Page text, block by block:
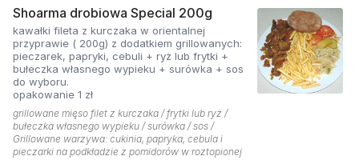
Shoarma drobiowa Special 200g
kawałki fileta z kurczaka w orientalnej
przyprawie ( 200g) z dodatkiem grillowanych:
pieczarek, papryki, cebuli + ryż lub frytki +
bułeczka własnego wypieku + surówka + sos
do wyboru.
opakowanie 1 zł
grillowane mięso filet z kurczaka / frytki lub ryż /
bułeczka własnego wypieku / surówka / sos /
Grillowane warzywa: cukinia, papryka, cebula i
pieczarki na podkładzie z pomidorów w roztopionej